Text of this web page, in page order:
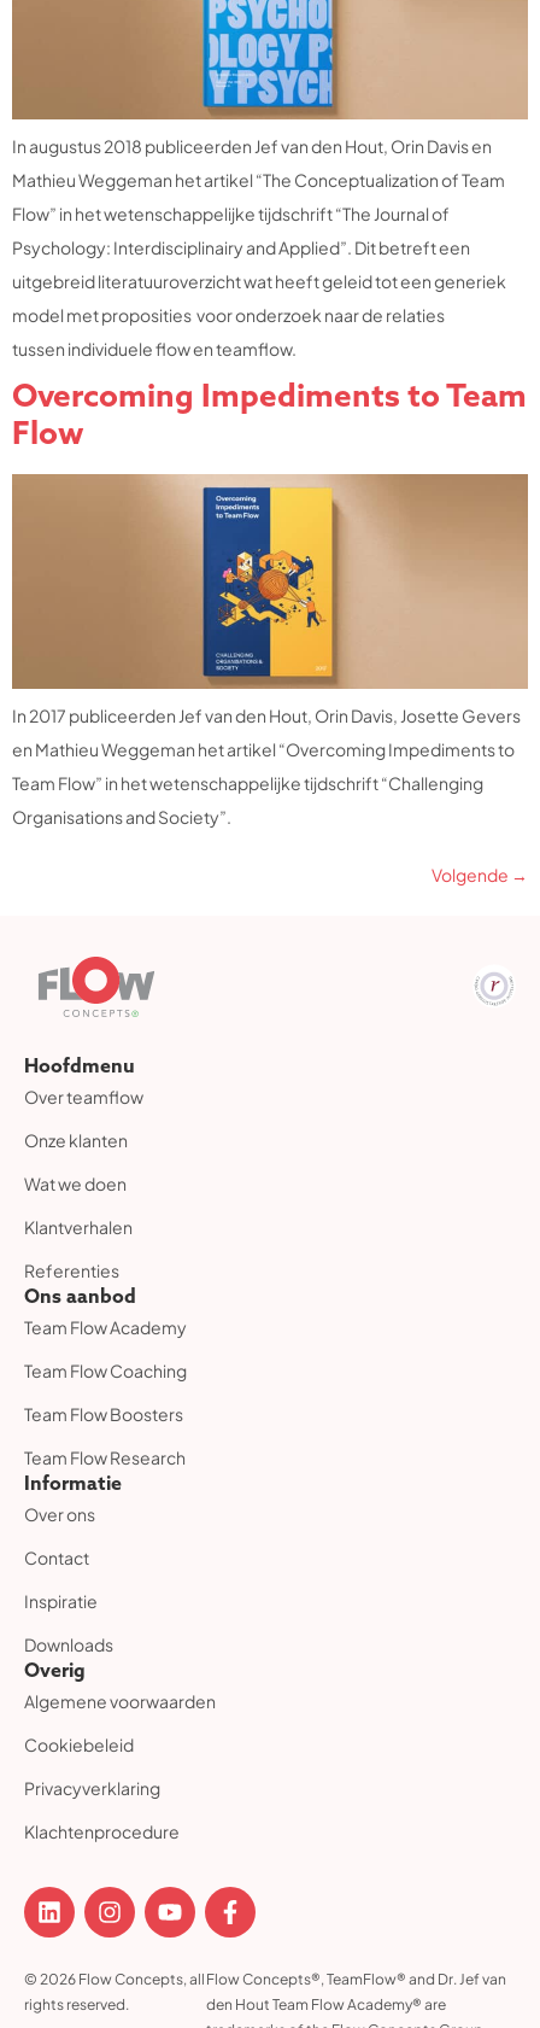
In augustus 2018 publiceerden Jef van den Hout, Orin Davis en
Mathieu Weggeman het artikel “The Conceptualization of Team
Flow” in het wetenschappelijke tijdschrift “The Journal of
Psychology: Interdisciplinairy and Applied”. Dit betreft een
uitgebreid literatuuroverzicht wat heeft geleid tot een generiek
model met proposities voor onderzoek naar de relaties
tussen individuele flow en teamflow.
Overcoming Impediments to Team
Flow
In 2017 publiceerden Jef van den Hout, Orin Davis, Josette Gevers
en Mathieu Weggeman het artikel “Overcoming Impediments to
Team Flow” in het wetenschappelijke tijdschrift “Challenging
Organisations and Society”.
Volgende →
Hoofdmenu
Over teamflow
Onze klanten
Wat we doen
Klantverhalen
Referenties
Ons aanbod
Team Flow Academy
Team Flow Coaching
Team Flow Boosters
Team Flow Research
Informatie
Over ons
Contact
Inspiratie
Downloads
Overig
Algemene voorwaarden
Cookiebeleid
Privacyverklaring
Klachtenprocedure
© 2026 Flow Concepts, all
rights reserved.
Flow Concepts®, TeamFlow® and Dr. Jef van
den Hout Team Flow Academy® are